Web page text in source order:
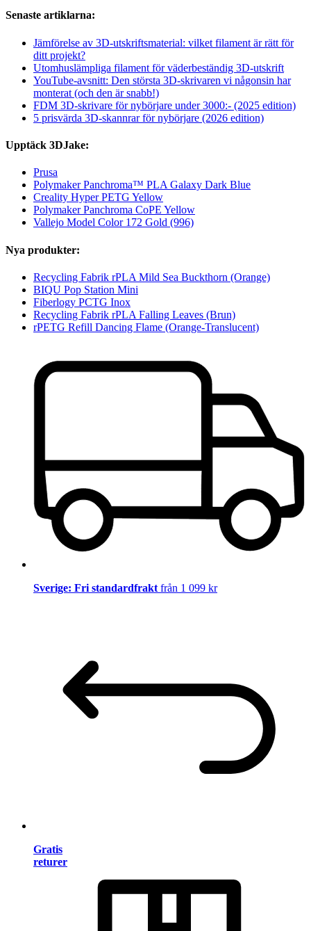
Senaste artiklarna:
Jämförelse av 3D-utskriftsmaterial: vilket filament är rätt för
ditt projekt?
Utomhuslämpliga filament för väderbeständig 3D-utskrift
YouTube-avsnitt: Den största 3D-skrivaren vi någonsin har
monterat (och den är snabb!)
FDM 3D-skrivare för nybörjare under 3000:- (2025 edition)
5 prisvärda 3D-skannrar för nybörjare (2026 edition)
Upptäck 3DJake:
Prusa
Polymaker Panchroma™ PLA Galaxy Dark Blue
Creality Hyper PETG Yellow
Polymaker Panchroma CoPE Yellow
Vallejo Model Color 172 Gold (996)
Nya produkter:
Recycling Fabrik rPLA Mild Sea Buckthorn (Orange)
BIQU Pop Station Mini
Fiberlogy PCTG Inox
Recycling Fabrik rPLA Falling Leaves (Brun)
rPETG Refill Dancing Flame (Orange-Translucent)
Sverige: Fri standardfrakt från 1 099 kr
Gratis
returer